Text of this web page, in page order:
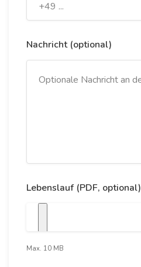
Nachricht (optional)
Lebenslauf (PDF, optional)
Max. 10 MB